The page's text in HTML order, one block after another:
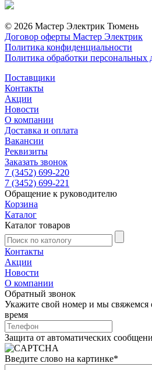
© 2026 Мастер Электрик Тюмень
Договор оферты Мастер Электрик
Политика конфиденциальности
Политика обработки персональных
Поставщики
Контакты
Акции
Новости
О компании
Доставка и оплата
Вакансии
Реквизиты
Заказать звонок
7 (3452) 699-220
7 (3452) 699-221
Обращение к руководителю
Корзина
Каталог
Каталог товаров
Контакты
Акции
Новости
О компании
Обратный звонок
Укажите свой номер и мы
время
Защита от автоматических
Введите слово на картинке*